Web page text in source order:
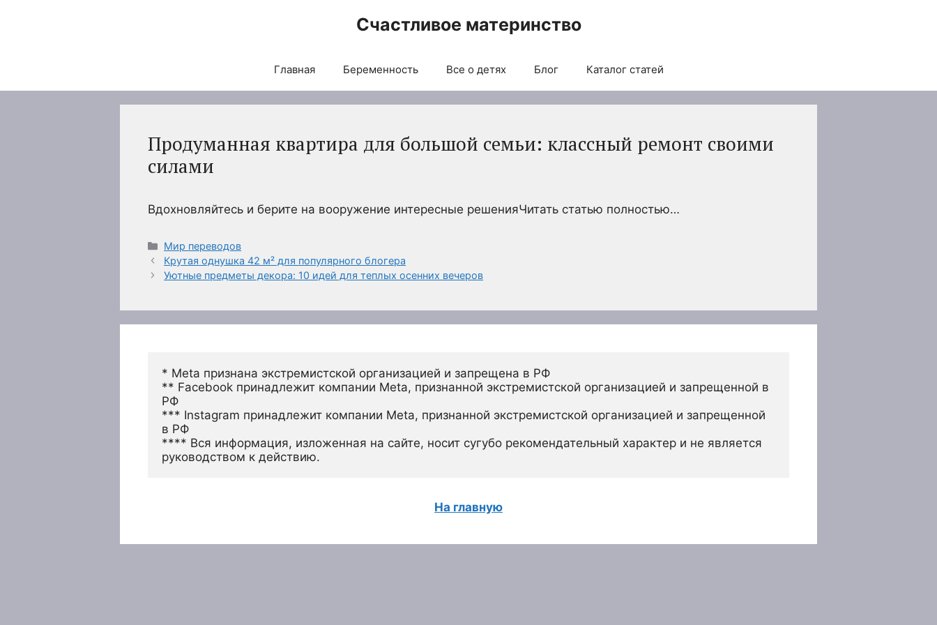
Счастливое материнство
Главная Беременность Все о детях Блог Каталог статей
Продуманная квартира для большой семьи: классный ремонт своими
силами
Вдохновляйтесь и берите на вооружение интересные решенияЧитать статью полностью…
Рубрики
Мир переводов
Крутая однушка 42 м² для популярного блогера
Уютные предметы декора: 10 идей для теплых осенних вечеров
* Meta признана экстремистской организацией и запрещена в РФ
** Facebook принадлежит компании Meta, признанной экстремистской организацией и запрещенной в
РФ
*** Instagram принадлежит компании Meta, признанной экстремистской организацией и запрещенной
в РФ
**** Вся информация, изложенная на сайте, носит сугубо рекомендательный характер и не является
руководством к действию.
На главную